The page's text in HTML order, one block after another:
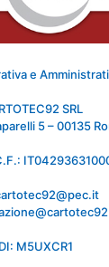
e
SRL
5 – 00135
M5UXCR1